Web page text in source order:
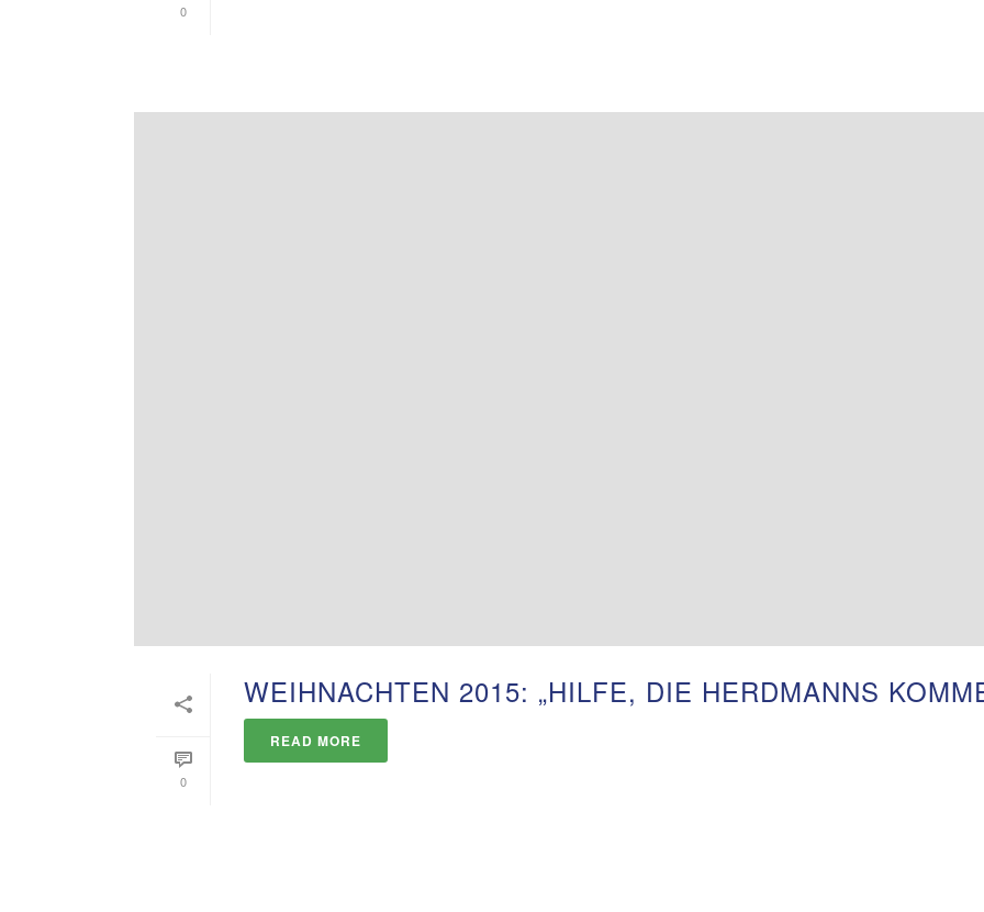
0
0
WEIHNACHTEN 2015: „HILFE, DIE HERDMANNS
READ MORE